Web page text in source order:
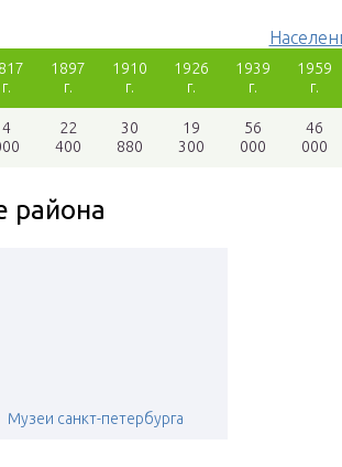
г.
1897
г.
1910
г.
1926
г.
1939
г.
1959
г.
4
22
400
30
880
19
300
56
000
46
000
района
Музеи санкт-петербурга